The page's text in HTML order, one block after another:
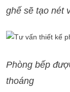
ghế sẽ tạo nét
Phòng bếp
thoáng